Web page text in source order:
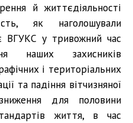
й життєдіяльності
як наголошували
ВГУКС у тривожний час
наших захисників
і територіальних
та падіння вітчизняної
для половини
життя, в час